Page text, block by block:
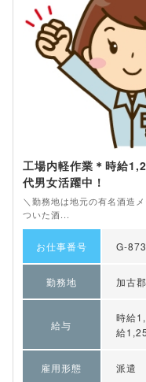
工場内軽作業＊時給
代男女活躍中！
＼勤務地は地元の有名酒造
ついた酒...
お仕事番号 G-
勤務地 加古
給与
時給
給
雇用形態 派遣